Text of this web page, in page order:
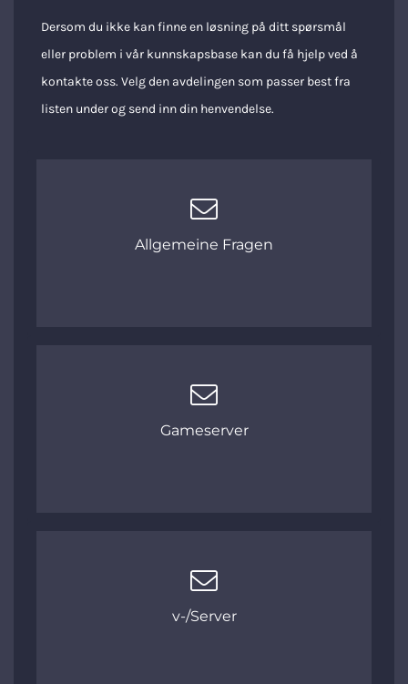
Dersom du ikke kan finne en løsning på ditt spørsmål
eller problem i vår kunnskapsbase kan du få hjelp ved å
kontakte oss. Velg den avdelingen som passer best fra
listen under og send inn din henvendelse.
Allgemeine Fragen
Gameserver
v-/Server